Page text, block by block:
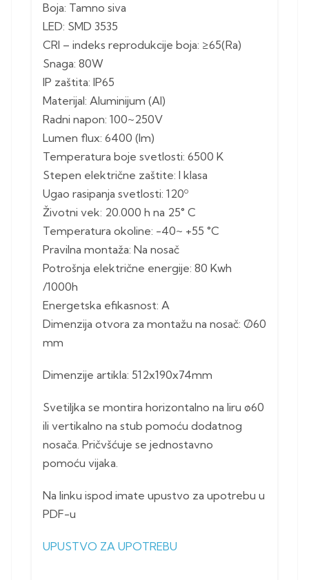
Boja: Tamno siva
LED: SMD 3535
CRI – indeks reprodukcije boja: ≥65(Ra)
Snaga: 80W
IP zaštita: IP65
Materijal: Aluminijum (Al)
Radni napon: 100~250V
Lumen flux: 6400 (lm)
Temperatura boje svetlosti: 6500 K
Stepen električne zaštite: I klasa
Ugao rasipanja svetlosti: 120º
Životni vek: 20.000 h na 25° C
Temperatura okoline: -40~ +55 °C
Pravilna montaža: Na nosač
Potrošnja električne energije: 80 Kwh
/1000h
Energetska efikasnost: A
Dimenzija otvora za montažu na nosač: Ø60
mm
Dimenzije artikla: 512x190x74mm
Svetiljka se montira horizontalno na liru ø60
ili vertikalno na stub pomoću dodatnog
nosača. Pričvšćuje se jednostavno
pomoću vijaka.
Na linku ispod imate upustvo za upotrebu u
PDF-u
UPUSTVO ZA UPOTREBU